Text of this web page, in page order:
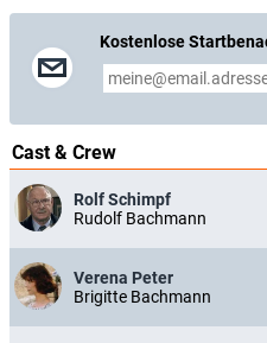
Kostenlose
Cast & Crew
Rolf Schimpf
Rudolf Bachmann
Verena Peter
Brigitte Bachmann